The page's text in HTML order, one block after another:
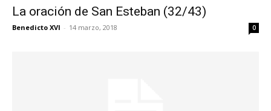
La oración de San Esteban (32/43)
Benedicto XVI - 14 marzo, 2018 0